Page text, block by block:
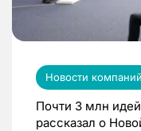
Новости компаний
Почти 3 млн
рассказал о